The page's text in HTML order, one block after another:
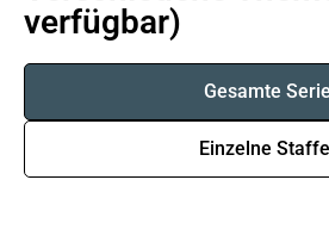
verfügbar)
Gesamte Serie
Einzelne